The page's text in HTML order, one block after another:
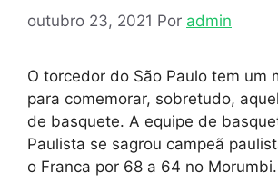
outubro 23, 2021 Por admin
O torcedor do São Paulo tem um
para comemorar, sobretudo,
de basquete. A equipe de
Paulista se sagrou campeã
o Franca por 68 a 64 no